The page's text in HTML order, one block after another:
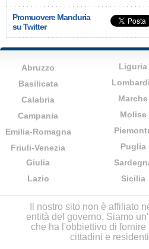
Promuovere Manduria
su Twitter
Abruzzo
Basilicata
Calabria
Campania
Emilia-Romagna
Friuli-Venezia
Giulia
Lazio
Liguria
Marche
Molise
Puglia
Sicilia
Il nostro sito non è affiliato
entità del governo. Siamo
che ha l'obbiettivo di
cittadini e